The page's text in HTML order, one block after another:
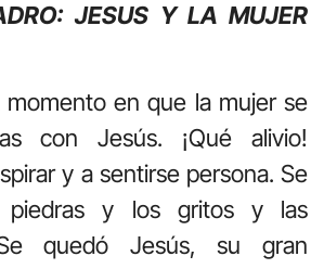
JESUS Y LA MUJER
en que la mujer se
con Jesús. ¡Qué alivio!
y a sentirse persona. Se
piedras y los gritos y las
quedó Jesús, su gran